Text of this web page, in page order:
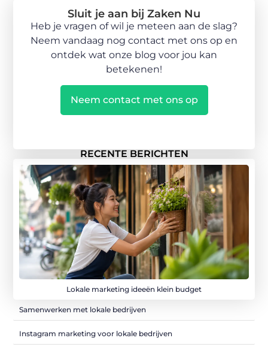
RECENTE BERICHTEN
Lokale marketing ideeën klein budget
Samenwerken met lokale bedrijven
Instagram marketing voor lokale bedrijven
Sluit je aan bij Zaken Nu
Heb je vragen of wil je meteen aan de slag?
Neem vandaag nog contact met ons op en
ontdek wat onze blog voor jou kan
betekenen!
Neem contact met ons op